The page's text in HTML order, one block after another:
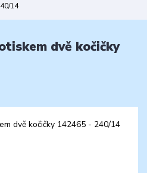
14
dvě kočičky